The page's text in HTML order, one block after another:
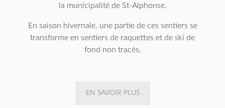
la municipalité de St-Alphonse.
En saison hivernale, une partie de ces sentiers se
transforme en sentiers de raquettes et de ski de
fond non tracés.
EN SAVOIR PLUS